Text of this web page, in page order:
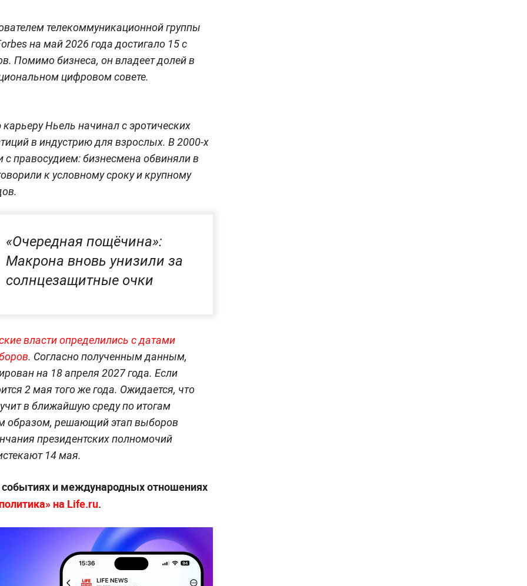
телекоммуникационной группы
на май 2026 года достигало 15 с
Помимо бизнеса, он владеет долей в
цифровом совете.
Ньель начинал с эротических
в индустрию для взрослых. В 2000-х
с правосудием: бизнесмена обвиняли в
к условному сроку и крупному
«Очередная пощёчина»:
Макрона вновь унизили за
солнцезащитные очки
власти определились с датами
. Согласно полученным данным,
на 18 апреля 2027 года. Если
2 мая того же года. Ожидается, что
в ближайшую среду по итогам
образом, решающий этап выборов
президентских полномочий
14 мая.
и международных отношениях
на Life.ru.